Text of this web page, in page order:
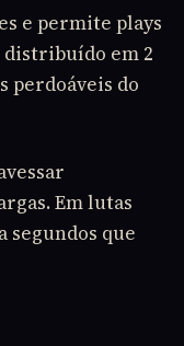
e permite plays
distribuído em 2
perdoáveis do
Em lutas
que